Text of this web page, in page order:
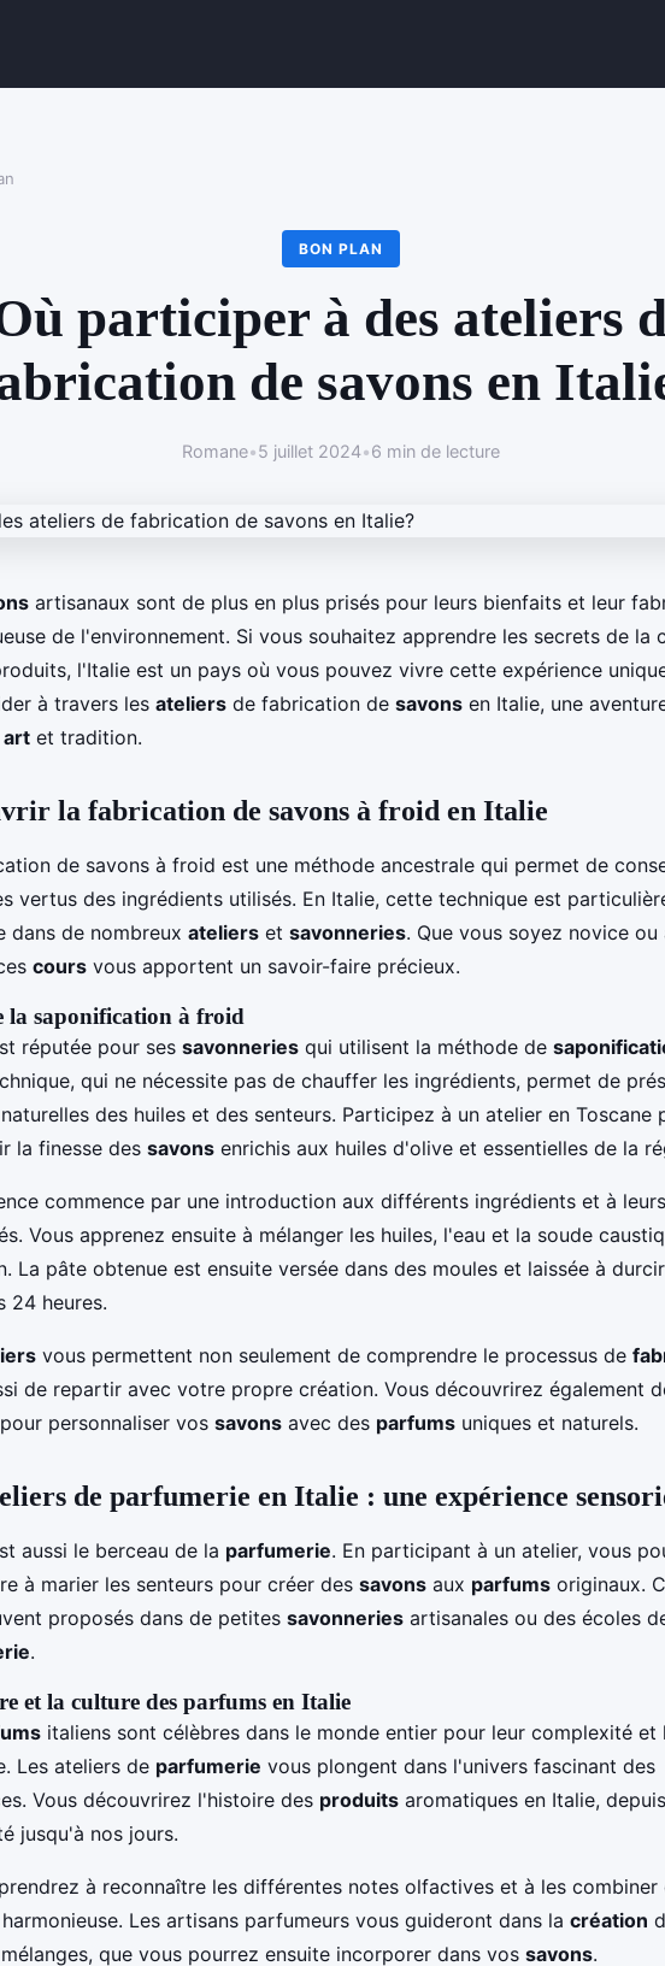
BON PLAN
participer à des ateliers
de savons en
Romane•5 juillet 2024•6 min de lecture
artisanaux sont de plus en plus prisés pour leurs bienfaits et leur
de l'environnement. Si vous souhaitez apprendre les secrets de la
l'Italie est un pays où vous pouvez vivre cette expérience
à travers les ateliers de fabrication de savons en Italie, une
art et tradition.
la fabrication de savons à froid en Italie
de savons à froid est une méthode ancestrale qui permet de
vertus des ingrédients utilisés. En Italie, cette technique est
dans de nombreux ateliers et savonneries. Que vous soyez novice ou
cours vous apportent un savoir-faire précieux.
la saponification à froid
réputée pour ses savonneries qui utilisent la méthode de
qui ne nécessite pas de chauffer les ingrédients, permet de
des huiles et des senteurs. Participez à un atelier en Toscane
la finesse des savons enrichis aux huiles d'olive et essentielles de la
commence par une introduction aux différents ingrédients et à leurs
Vous apprenez ensuite à mélanger les huiles, l'eau et la soude
La pâte obtenue est ensuite versée dans des moules et laissée à
24 heures.
vous permettent non seulement de comprendre le processus de
de repartir avec votre propre création. Vous découvrirez également
personnaliser vos savons avec des parfums uniques et naturels.
de parfumerie en Italie : une expérience
aussi le berceau de la parfumerie. En participant à un atelier, vous
à marier les senteurs pour créer des savons aux parfums originaux.
proposés dans de petites savonneries artisanales ou des écoles
.
et la culture des parfums en Italie
italiens sont célèbres dans le monde entier pour leur complexité et
Les ateliers de parfumerie vous plongent dans l'univers fascinant des
Vous découvrirez l'histoire des produits aromatiques en Italie, depuis
jusqu'à nos jours.
à reconnaître les différentes notes olfactives et à les combiner
Les artisans parfumeurs vous guideront dans la création
que vous pourrez ensuite incorporer dans vos savons.